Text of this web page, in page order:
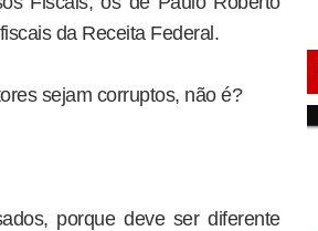
da Receita Federal.
sejam corruptos, não é?
porque deve ser diferente